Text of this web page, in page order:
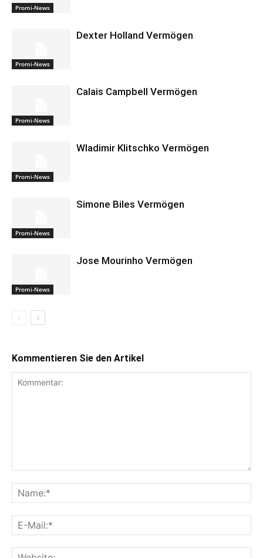
Promi-News
Promi-News
Dexter Holland Vermögen
Promi-News
Calais Campbell Vermögen
Promi-News
Wladimir Klitschko Vermögen
Promi-News
Simone Biles Vermögen
Promi-News
Jose Mourinho Vermögen
Kommentieren Sie den Artikel